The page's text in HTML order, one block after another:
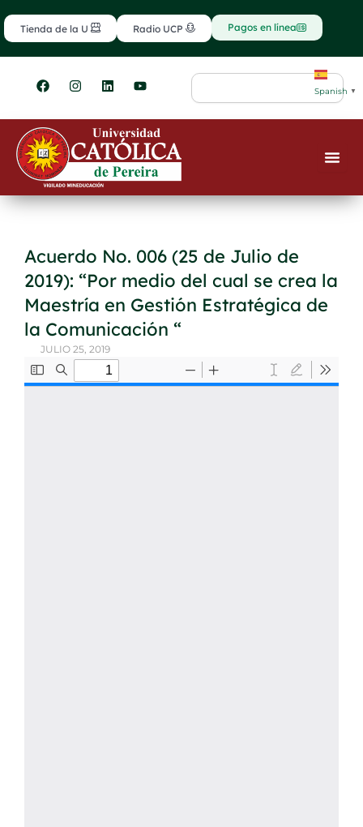
al
contenido
Tienda de la U Radio UCP Pagos en línea
F
a
e
b
o
o
k
I
n
t
g
r
m
L
i
k
e
d
i
n
Y
o
t
u
b
e
Search
Spanish ▼
Acuerdo No. 006 (25 de Julio de
2019): “Por medio del cual se crea la
Maestría en Gestión Estratégica de
la Comunicación “
JULIO 25, 2019